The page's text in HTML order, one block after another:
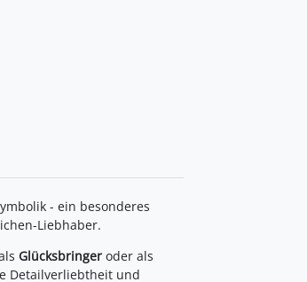
- ein besonderes
Liebhaber.
Glücksbringer oder als
Detailverliebtheit und